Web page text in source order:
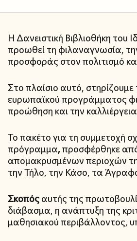
Η Δανειστική Βιβλιοθήκη του
προωθεί τη φιλαναγνωσία,
προσφοράς στον πολιτισμό
Στο πλαίσιο αυτό, στηρίζουμε
ευρωπαϊκού προγράμματος
προώθηση και την
Το πακέτο για τη συμμετοχή
πρόγραμμα,προσφέρθηκε
απομακρυσμένων περιοχών
την Τήλο, την Κάσο, τα
Σκοπόςαυτής της
διάβασμα, η ανάπτυξη της
μαθησιακού περιβάλλοντος,